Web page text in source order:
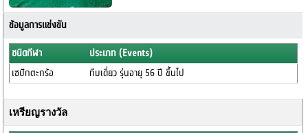
ข้อมูลการแข่งขัน
ชนิดกีฬา
ประเภท (Events)
เซปักตะกร้อ
ทีมเดี่ยว รุ่นอายุ 56 ปี ขึ้นไป
เหรียญรางวัล